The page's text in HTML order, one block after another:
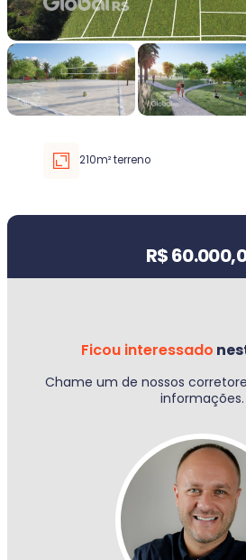
Faixa de valor
30.000,00até
210m² terreno
R$
Ficou interessado
Chame um de nossos
informações.